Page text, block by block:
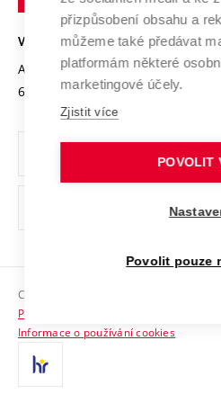
Open Science
Projekty
Projekty ze strukturálních fondů
Specifický výzkum
Univerzitní sítě
Bezpečná univerzita
Vyznamenání
Organizační struktura
Ochrana osobních údajů
odkaz)
Sociální bezpečí
HR Award
Kontakty
VYSOKÉ UČENÍ TECHNICKÉ V
Antonínská 548/1
602 00 Brno
Copyright © 2026 VUT
Prohlášení o přístupnosti
Informace o používání cookies
přizpůsobení obsahu a
můžeme také předávat
platformám některé
marketingové účely.
Zjistit více
POVOLIT
Povolit pouze